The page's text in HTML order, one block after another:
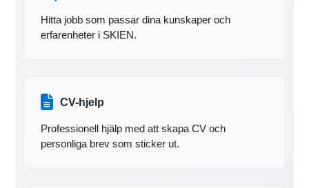
Hitta jobb som passar dina kunskaper och
erfarenheter i SKIEN.
CV-hjelp
Professionell hjälp med att skapa CV och
personliga brev som sticker ut.